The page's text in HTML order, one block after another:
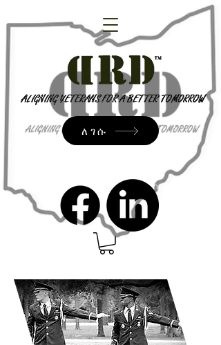
admin@dressrightdressinc.org
ለገሱ